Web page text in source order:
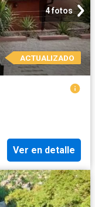
4 fotos
ACTUALIZADO
Ver en detalle